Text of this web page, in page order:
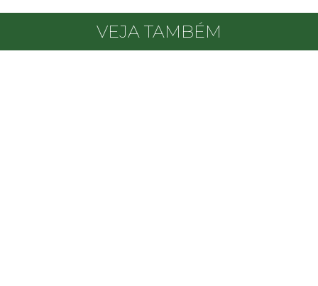
VEJA TAMBÉM